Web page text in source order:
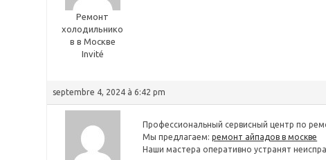
Ремонт
холодильнико
в в Москве
Invité
septembre 4, 2024 à 6:42 pm
Профессиональный сервисный центр по
Мы предлагаем:ремонт айпадов в москве
Наши мастера оперативно устранят